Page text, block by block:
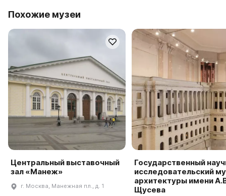
Похожие музеи
Центральный выставочный
зал «Манеж»
г. Москва, Манежная пл., д. 1
Государственный
исследовательский
архитектуры имени
Щусева